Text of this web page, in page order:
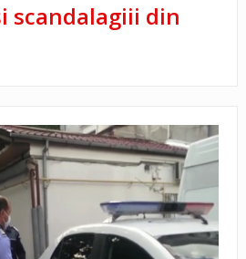
scandalagiii din